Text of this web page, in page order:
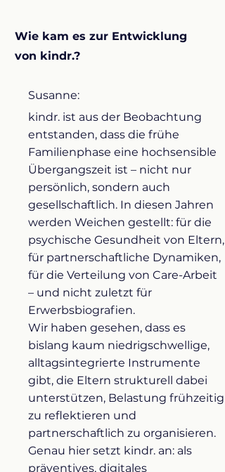
Wie kam es zur Entwicklung
von kindr.?
Susanne:
kindr. ist aus der Beobachtung
entstanden, dass die frühe
Familienphase eine hochsensible
Übergangszeit ist – nicht nur
persönlich, sondern auch
gesellschaftlich. In diesen Jahren
werden Weichen gestellt: für die
psychische Gesundheit von Eltern,
für partnerschaftliche Dynamiken,
für die Verteilung von Care-Arbeit
– und nicht zuletzt für
Erwerbsbiografien.
Wir haben gesehen, dass es
bislang kaum niedrigschwellige,
alltagsintegrierte Instrumente
gibt, die Eltern strukturell dabei
unterstützen, Belastung frühzeitig
zu reflektieren und
partnerschaftlich zu organisieren.
Genau hier setzt kindr. an: als
präventives, digitales